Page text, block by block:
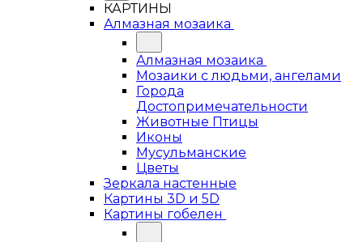
КАРТИНЫ
Алмазная мозаика
Алмазная мозаика
Мозаики с людьми, ангелами
Города
Достопримечательности
Животные Птицы
Иконы
Мусульманские
Цветы
Зеркала настенные
Картины 3D и 5D
Картины гобелен